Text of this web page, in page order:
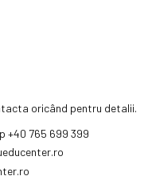
oricând pentru detalii.
+40 765 699 399